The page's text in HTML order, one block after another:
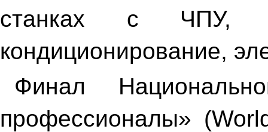
станках с ЧПУ,
кондиционирование,
Финал
профессионалы»